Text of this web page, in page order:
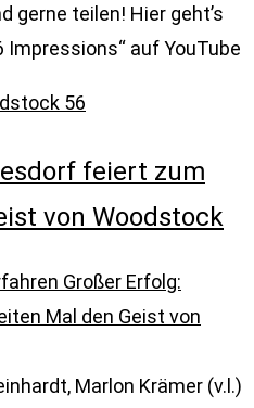
gerne teilen! Hier geht’s
Impressions“ auf YouTube
56
feiert zum
von Woodstock
Marlon Krämer (v.l.)